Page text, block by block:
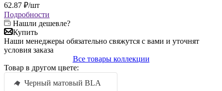
62.87 ₽/шт
Подробности
Нашли дешевле?
Купить
Наши менеджеры обязательно свяжутся с вами и уточнят
условия заказа
Все товары коллекции
Товар в другом цвете:
Черный матовый BLA